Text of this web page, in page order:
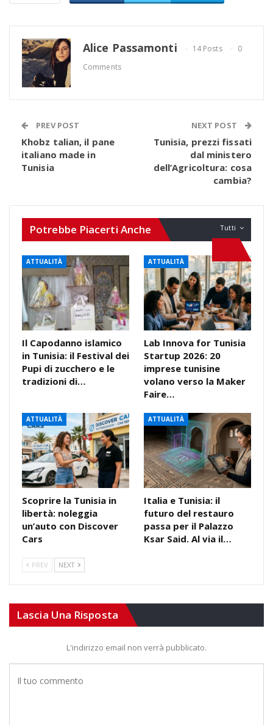
Alice Passamonti 14 Posts
0
Comments
PREV POST
Khobz talian, il pane
italiano made in
Tunisia
NEXT POST
Tunisia, prezzi fissati
dal ministero
dell’Agricoltura: cosa
cambia?
Tutti
Potrebbe Piacerti Anche
ATTUALITÀ
Il Capodanno islamico
in Tunisia: il Festival dei
Pupi di zucchero e le
tradizioni di…
ATTUALITÀ
Lab Innova for Tunisia
Startup 2026: 20
imprese tunisine
volano verso la Maker
Faire…
ATTUALITÀ
Scoprire la Tunisia in
libertà: noleggia
un’auto con Discover
Cars
ATTUALITÀ
Italia e Tunisia: il
futuro del restauro
passa per il Palazzo
Ksar Said. Al via il…
PREV NEXT
Lascia Una Risposta
L'indirizzo email non verrà pubblicato.